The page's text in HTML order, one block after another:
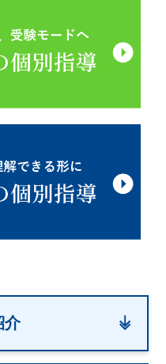
介